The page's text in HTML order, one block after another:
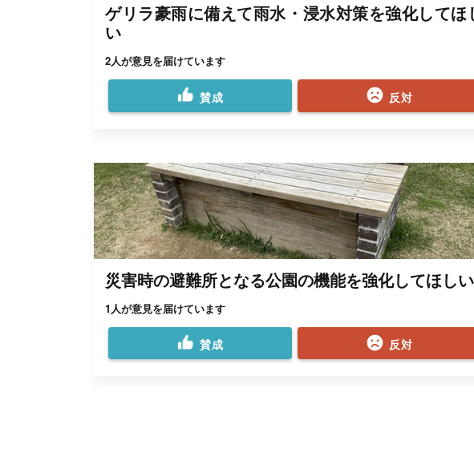
ゲリラ豪雨に備えて雨水・浸水対策を強化してほ
い
2人が意見を届けています
賛成 反対
災害時の避難所となる公園の機能を強化してほしい
1人が意見を届けています
賛成 反対